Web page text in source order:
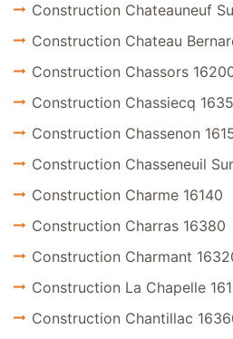
Construction Chateauneuf
Construction Chateau
Construction Chassors
Construction Chassiecq
Construction Chassenon
Construction Chasseneuil
Construction Charme 16140
Construction Charras 16380
Construction Charmant
Construction La Chapelle
Construction Chantillac